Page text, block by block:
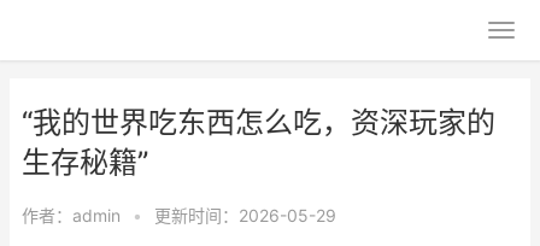
“我的世界吃东西怎么吃，资深玩家的
生存秘籍”
作者： admin • 更新时间：2026-05-29